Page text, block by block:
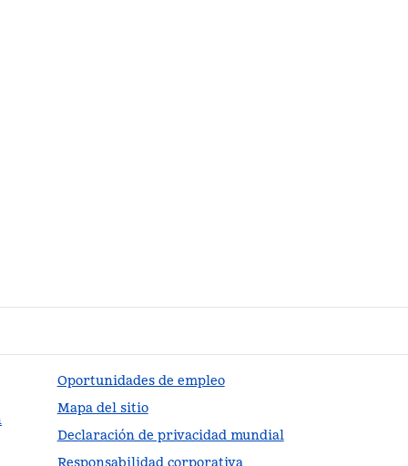
Oportunidades de empleo
Mapa del sitio
Declaración de privacidad mundial
Responsabilidad corporativa